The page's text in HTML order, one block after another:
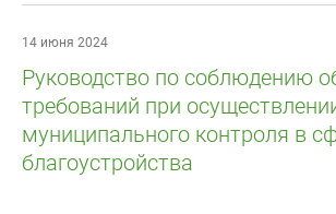
14 июня 2024
Руководство по соблюдению
требований при
муниципального контроля в
благоустройства